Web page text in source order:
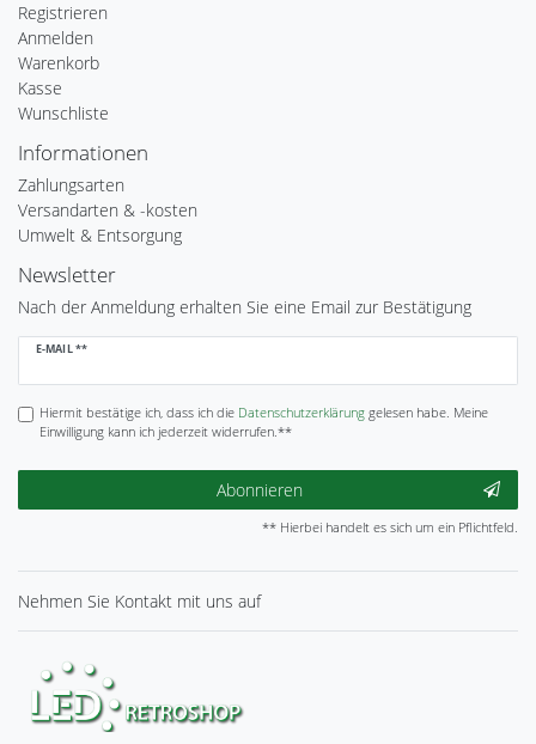
Registrieren
Anmelden
Warenkorb
Kasse
Wunschliste
Informationen
Zahlungsarten
Versandarten & -kosten
Umwelt & Entsorgung
Newsletter
Nach der Anmeldung erhalten Sie eine Email zur Bestätigung
E-MAIL **
Newsletter
Hiermit bestätige ich, dass ich die Daten­schutz­erklärunggelesen habe. Meine
Einwilligung kann ich jederzeit widerrufen.**
Abonnieren
** Hierbei handelt es sich um ein Pflichtfeld.
Nehmen Sie Kontakt mit uns auf